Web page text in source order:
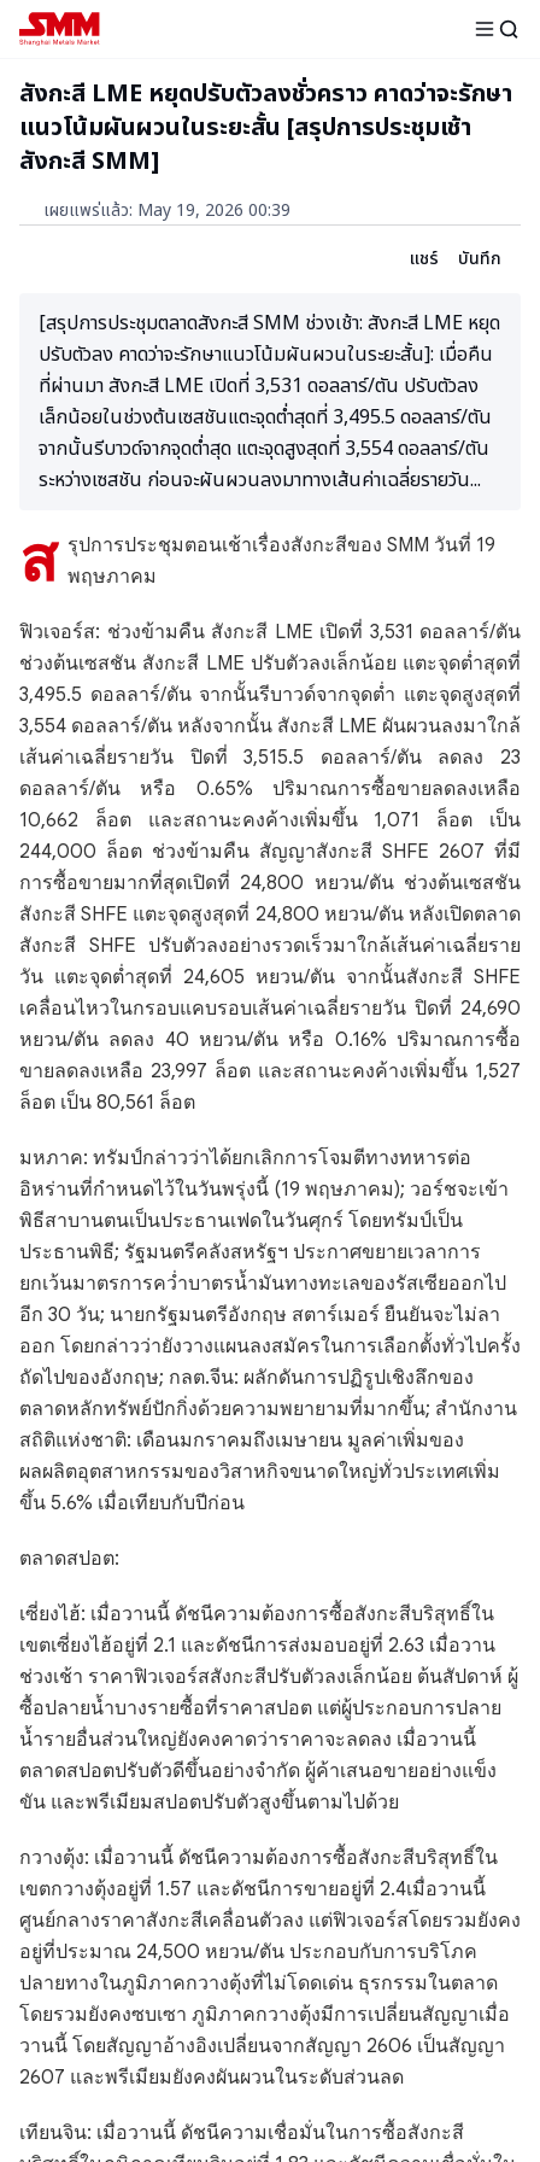
สังกะสี LME หยุดปรับตัวลงชั่วคราว คาดว่าจะรักษา
แนวโน้มผันผวนในระยะสั้น [สรุปการประชุมเช้า
สังกะสี SMM]
เผยแพร่แล้ว: May 19, 2026 00:39
แชร์
บันทึก
[สรุปการประชุมตลาดสังกะสี SMM ช่วงเช้า: สังกะสี LME หยุด
ปรับตัวลง คาดว่าจะรักษาแนวโน้มผันผวนในระยะสั้น]: เมื่อคืน
ที่ผ่านมา สังกะสี LME เปิดที่ 3,531 ดอลลาร์/ตัน ปรับตัวลง
เล็กน้อยในช่วงต้นเซสชันแตะจุดต่ำสุดที่ 3,495.5 ดอลลาร์/ตัน
จากนั้นรีบาวด์จากจุดต่ำสุด แตะจุดสูงสุดที่ 3,554 ดอลลาร์/ตัน
ระหว่างเซสชัน ก่อนจะผันผวนลงมาทางเส้นค่าเฉลี่ยรายวัน...
ส รุปการประชุมตอนเช้าเรื่องสังกะสีของ SMM วันที่ 19
พฤษภาคม
ฟิวเจอร์ส: ช่วงข้ามคืน สังกะสี LME เปิดที่ 3,531 ดอลลาร์/ตัน
ช่วงต้นเซสชัน สังกะสี LME ปรับตัวลงเล็กน้อย แตะจุดต่ำสุดที่
3,495.5 ดอลลาร์/ตัน จากนั้นรีบาวด์จากจุดต่ำ แตะจุดสูงสุดที่
3,554 ดอลลาร์/ตัน หลังจากนั้น สังกะสี LME ผันผวนลงมาใกล้
เส้นค่าเฉลี่ยรายวัน ปิดที่ 3,515.5 ดอลลาร์/ตัน ลดลง 23
ดอลลาร์/ตัน หรือ 0.65% ปริมาณการซื้อขายลดลงเหลือ
10,662 ล็อต และสถานะคงค้างเพิ่มขึ้น 1,071 ล็อต เป็น
244,000 ล็อต ช่วงข้ามคืน สัญญาสังกะสี SHFE 2607 ที่มี
การซื้อขายมากที่สุดเปิดที่ 24,800 หยวน/ตัน ช่วงต้นเซสชัน
สังกะสี SHFE แตะจุดสูงสุดที่ 24,800 หยวน/ตัน หลังเปิดตลาด
สังกะสี SHFE ปรับตัวลงอย่างรวดเร็วมาใกล้เส้นค่าเฉลี่ยราย
วัน แตะจุดต่ำสุดที่ 24,605 หยวน/ตัน จากนั้นสังกะสี SHFE
เคลื่อนไหวในกรอบแคบรอบเส้นค่าเฉลี่ยรายวัน ปิดที่ 24,690
หยวน/ตัน ลดลง 40 หยวน/ตัน หรือ 0.16% ปริมาณการซื้อ
ขายลดลงเหลือ 23,997 ล็อต และสถานะคงค้างเพิ่มขึ้น 1,527
ล็อต เป็น 80,561 ล็อต
มหภาค: ทรัมป์กล่าวว่าได้ยกเลิกการโจมตีทางทหารต่อ
อิหร่านที่กำหนดไว้ในวันพรุ่งนี้ (19 พฤษภาคม); วอร์ชจะเข้า
พิธีสาบานตนเป็นประธานเฟดในวันศุกร์ โดยทรัมป์เป็น
ประธานพิธี; รัฐมนตรีคลังสหรัฐฯ ประกาศขยายเวลาการ
ยกเว้นมาตรการคว่ำบาตรน้ำมันทางทะเลของรัสเซียออกไป
อีก 30 วัน; นายกรัฐมนตรีอังกฤษ สตาร์เมอร์ ยืนยันจะไม่ลา
ออก โดยกล่าวว่ายังวางแผนลงสมัครในการเลือกตั้งทั่วไปครั้ง
ถัดไปของอังกฤษ; กลต.จีน: ผลักดันการปฏิรูปเชิงลึกของ
ตลาดหลักทรัพย์ปักกิ่งด้วยความพยายามที่มากขึ้น; สำนักงาน
สถิติแห่งชาติ: เดือนมกราคมถึงเมษายน มูลค่าเพิ่มของ
ผลผลิตอุตสาหกรรมของวิสาหกิจขนาดใหญ่ทั่วประเทศเพิ่ม
ขึ้น 5.6% เมื่อเทียบกับปีก่อน
ตลาดสปอต:
เซี่ยงไฮ้: เมื่อวานนี้ ดัชนีความต้องการซื้อสังกะสีบริสุทธิ์ใน
เขตเซี่ยงไฮ้อยู่ที่ 2.1 และดัชนีการส่งมอบอยู่ที่ 2.63 เมื่อวาน
ช่วงเช้า ราคาฟิวเจอร์สสังกะสีปรับตัวลงเล็กน้อย ต้นสัปดาห์ ผู้
ซื้อปลายน้ำบางรายซื้อที่ราคาสปอต แต่ผู้ประกอบการปลาย
น้ำรายอื่นส่วนใหญ่ยังคงคาดว่าราคาจะลดลง เมื่อวานนี้
ตลาดสปอตปรับตัวดีขึ้นอย่างจำกัด ผู้ค้าเสนอขายอย่างแข็ง
ขัน และพรีเมียมสปอตปรับตัวสูงขึ้นตามไปด้วย
กวางตุ้ง: เมื่อวานนี้ ดัชนีความต้องการซื้อสังกะสีบริสุทธิ์ใน
เขตกวางตุ้งอยู่ที่ 1.57 และดัชนีการขายอยู่ที่ 2.4เมื่อวานนี้
ศูนย์กลางราคาสังกะสีเคลื่อนตัวลง แต่ฟิวเจอร์สโดยรวมยังคง
อยู่ที่ประมาณ 24,500 หยวน/ตัน ประกอบกับการบริโภค
ปลายทางในภูมิภาคกวางตุ้งที่ไม่โดดเด่น ธุรกรรมในตลาด
โดยรวมยังคงซบเซา ภูมิภาคกวางตุ้งมีการเปลี่ยนสัญญาเมื่อ
วานนี้ โดยสัญญาอ้างอิงเปลี่ยนจากสัญญา 2606 เป็นสัญญา
2607 และพรีเมียมยังคงผันผวนในระดับส่วนลด
เทียนจิน: เมื่อวานนี้ ดัชนีความเชื่อมั่นในการซื้อสังกะสี